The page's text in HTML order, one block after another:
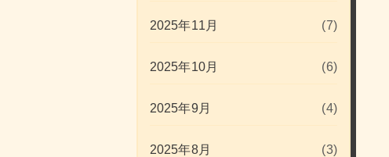
2025年11月 (7)
2025年10月 (6)
2025年9月 (4)
2025年8月 (3)